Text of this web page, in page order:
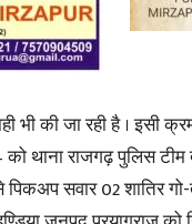
भी की जा रही है ।
थाना राजगढ़ पुलिस टीम
सवार 02 शातिर